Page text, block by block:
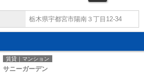
栃木県宇都宮市陽南３丁目12-34
賃貸｜マンション
サニーガーデン